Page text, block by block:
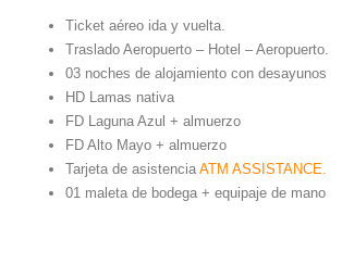
Ticket aéreo ida y vuelta.
Traslado Aeropuerto – Hotel – Aeropuerto.
03 noches de alojamiento con desayunos
HD Lamas nativa
FD Laguna Azul + almuerzo
FD Alto Mayo + almuerzo
Tarjeta de asistencia ATM ASSISTANCE.
01 maleta de bodega + equipaje de mano